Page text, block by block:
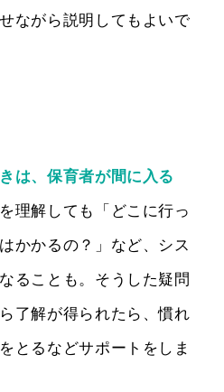
ながら説明してもよいで
は、保育者が間に入る
理解しても「どこに行っ
かかるの？」など、シス
ることも。そうした疑問
了解が得られたら、慣れ
とるなどサポートをしま